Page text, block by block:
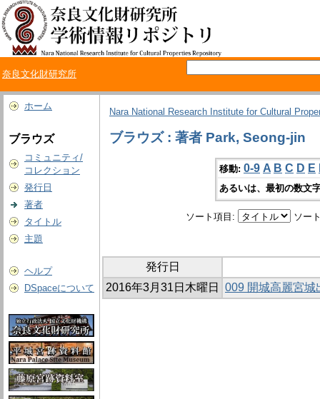
奈良文化財研究所
ホーム
ブラウズ
コミュニティ/
コレクション
発行日
著者
タイトル
主題
ヘルプ
DSpaceについて
Nara National Research Institute for Cultural
ブラウズ : 著者 Park, Seong-jin
移動: 0-9 A B C D E
あるいは、最初の数文
ソート項目: ソー
発行日
2016年3月31日木曜日
009 開城高麗宮城